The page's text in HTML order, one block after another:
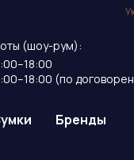
(шоу-рум):
(по
Бренды